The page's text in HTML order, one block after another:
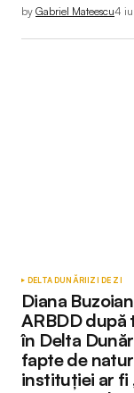
by Gabriel Mateescu4
DELTA DUNĂRIIZI DE ZI
Diana
ARBDD
în Delta
fapte de
instituției ar fi